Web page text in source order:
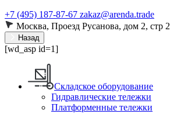
+7 (495) 187-87-67 zakaz@arenda.trade
Москва, Проезд Русанова, дом 2, стр 2
Назад
[wd_asp id=1]
Складское оборудование
Гидравлические тележки
Платформенные тележки